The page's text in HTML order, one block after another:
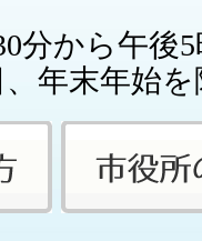
分から午後
、年末年始